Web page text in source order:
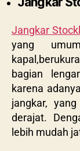
Jangkar
yang
bagian
karena
jangkar,
derajat.
lebih mudah